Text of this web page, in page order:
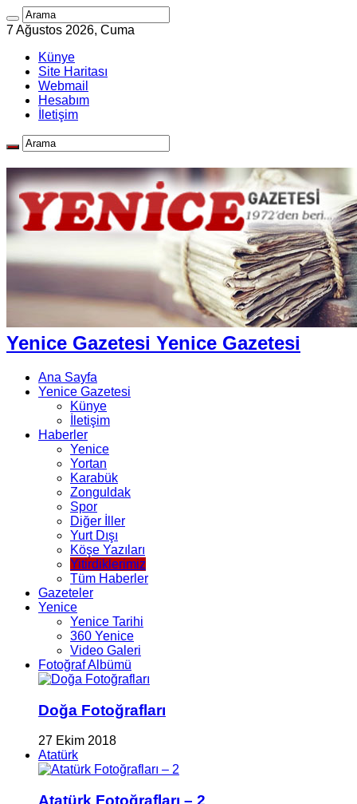
7 Ağustos 2026, Cuma
Künye
Site Haritası
Webmail
Hesabım
İletişim
Yenice Gazetesi Yenice Gazetesi
Ana Sayfa
Yenice Gazetesi
Künye
İletişim
Haberler
Yenice
Yortan
Karabük
Zonguldak
Spor
Diğer İller
Yurt Dışı
Köşe Yazıları
Yitirdiklerimiz
Tüm Haberler
Gazeteler
Yenice
Yenice Tarihi
360 Yenice
Video Galeri
Fotoğraf Albümü
Doğa Fotoğrafları
27 Ekim 2018
Atatürk
Atatürk Fotoğrafları – 2